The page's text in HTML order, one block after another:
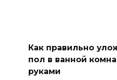
Как правильно
пол в ванной
руками